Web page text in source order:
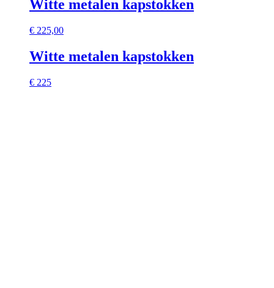
Witte metalen kapstokken
€ 225,00
Witte metalen kapstokken
€ 225